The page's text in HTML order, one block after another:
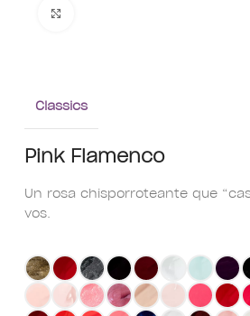
Classics
Pink Flamenco
Un rosa chisporroteante que
vos.